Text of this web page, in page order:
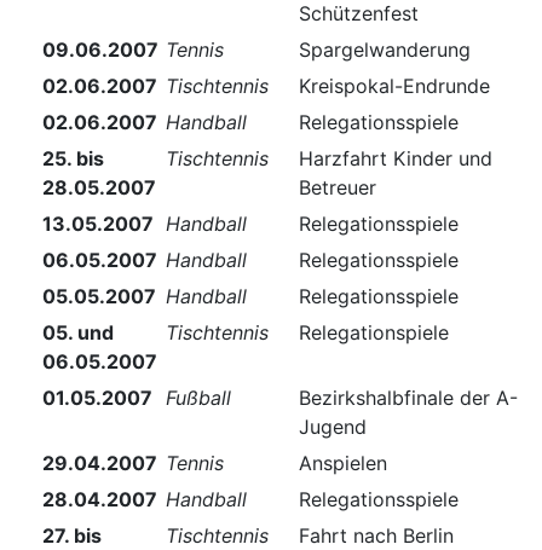
Schützenfest
09.06.2007 Tennis
Spargelwanderung
02.06.2007 Tischtennis
Kreispokal-Endrunde
02.06.2007 Handball
Relegationsspiele
25. bis
28.05.2007
Tischtennis
Harzfahrt Kinder und
Betreuer
13.05.2007 Handball
Relegationsspiele
06.05.2007 Handball
Relegationsspiele
05.05.2007 Handball
Relegationsspiele
05. und
06.05.2007
Tischtennis Relegationspiele
01.05.2007 Fußball
Bezirkshalbfinale der A-
Jugend
29.04.2007 Tennis
Anspielen
28.04.2007 Handball
Relegationsspiele
27. bis
Tischtennis Fahrt nach Berlin